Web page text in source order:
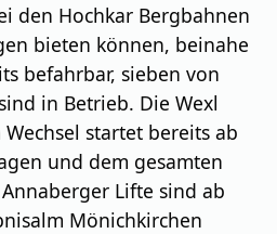
den Hochkar Bergbahnen
bieten können, beinahe
befahrbar, sieben von
in Betrieb. Die Wexl
startet bereits ab
und dem gesamten
Lifte sind ab
Mönichkirchen